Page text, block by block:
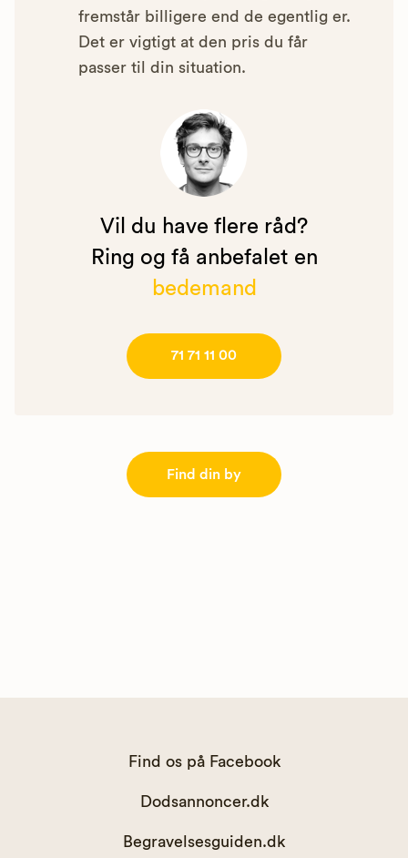
fremstår billigere end de egentlig er.
Det er vigtigt at den pris du får
passer til din situation.
Vil du have flere råd?
Ring og få anbefalet en
bedemand
71 71 11 00
Find din by
Find os på Facebook
Dodsannoncer.dk
Begravelsesguiden.dk